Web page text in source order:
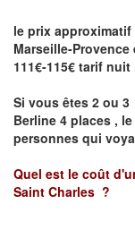
le prix
Marseille-
111€-115€ tarif nuit
Si vous êtes 2 ou
Berline 4 places ,
personnes qui
Quel est le coût
Saint Charles ?